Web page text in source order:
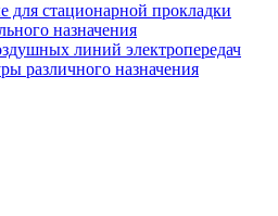
для стационарной прокладки
назначения
линий электропередач
различного назначения